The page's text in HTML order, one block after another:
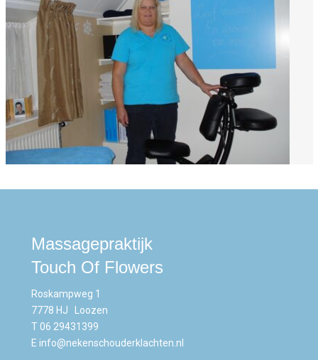
Massagepraktijk
Touch Of Flowers
Roskampweg 1
7778 HJ Loozen
T06 29431399
E info@nekenschouderklachten.nl